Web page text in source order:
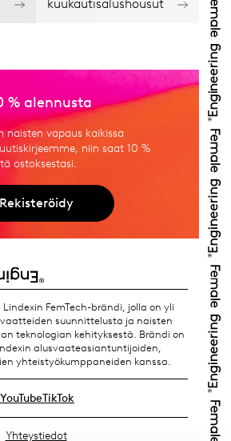
kuukautisalushousut
% alennusta
naisten vapaus kaikissa
niin saat 10 %
ostoksestasi.
Rekisteröidy
FemTech-brändi, jolla on yli
suunnittelusta ja naisten
teknologian kehityksestä. Brändi on
alusvaateasiantuntijoiden,
yhteistyökumppaneiden kanssa.
YouTubeTikTok
Yhteystiedot